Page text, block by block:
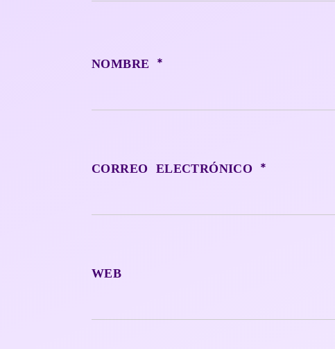
NOMBRE *
CORREO ELECTRÓNICO *
WEB